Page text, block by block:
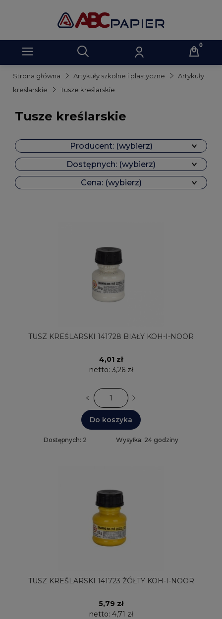
Strona główna Artykuły szkolne i plastyczne
Artykuły
kreślarskie
Tusze kreślarskie
Tusze kreślarskie
Producent: (wybierz)
Dostępnych: (wybierz)
Cena: (wybierz)
TUSZ KREŚLARSKI 141728 BIAŁY KOH-I-NOOR
4,01 zł
netto: 3,26 zł
Do koszyka
Dostępnych: 2 Wysyłka: 24 godziny
TUSZ KREŚLARSKI 141723 ŻÓŁTY KOH-I-NOOR
5,79 zł
netto: 4,71 zł